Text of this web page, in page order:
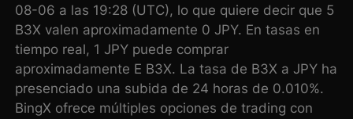
08-06 a las 19:28 (UTC), lo que quiere decir que 5
B3X valen aproximadamente 0 JPY. En tasas en
tiempo real, 1 JPY puede comprar
aproximadamente E B3X. La tasa de B3X a JPY ha
presenciado una subida de 24 horas de 0.010%.
BingX ofrece múltiples opciones de trading con